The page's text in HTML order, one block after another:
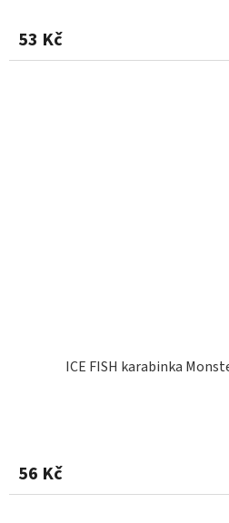
53 Kč
ICE FISH karabinka
56 Kč